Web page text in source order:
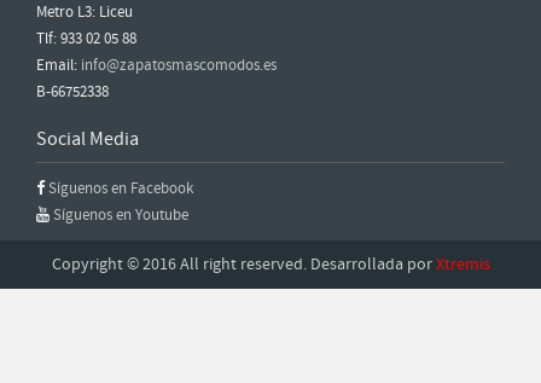
Metro L3: Liceu
Tlf: 933 02 05 88
Email: info@zapatosmascomodos.es
B-66752338
Social Media
Síguenos en Facebook
Síguenos en Youtube
Copyright © 2016 All right reserved. Desarrollada porXtremis